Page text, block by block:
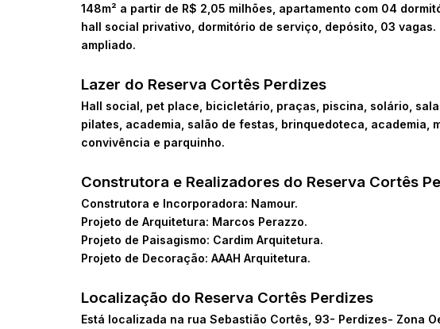
148m² a partir de R$ 2,05 milhões, apartamento com 04
hall social privativo, dormitório de serviço, depósito, 03
ampliado.
Lazer do Reserva Cortês Perdizes
Hall social, pet place, bicicletário, praças, piscina, solário,
pilates, academia, salão de festas, brinquedoteca, academia,
convivência e parquinho.
Construtora e Realizadores do Reserva Cortês
Construtora e Incorporadora: Namour.
Projeto de Arquitetura: Marcos Perazzo.
Projeto de Paisagismo: Cardim Arquitetura.
Projeto de Decoração: AAAH Arquitetura.
Localização do Reserva Cortês Perdizes
Está localizada na rua Sebastião Cortês, 93- Perdizes- Zona